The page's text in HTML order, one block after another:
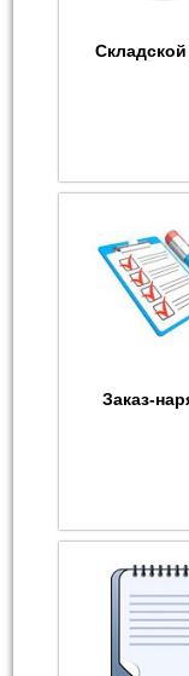
Складской
Заказ-